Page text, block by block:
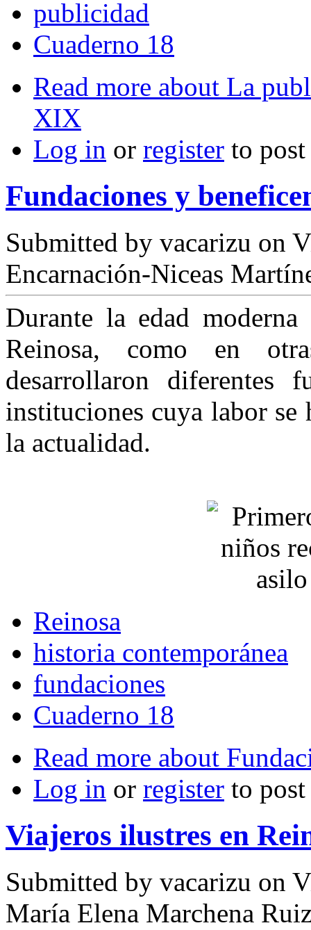
publicidad
Cuaderno 18
Read more about La
XIX
Log in or register to
Fundaciones y
Submitted by vacarizu on
Encarnación-Niceas
Durante la edad
Reinosa, como en
desarrollaron diferentes
instituciones cuya labor se
la actualidad.
Reinosa
historia contemporánea
fundaciones
Cuaderno 18
Read more about
Log in or register to
Viajeros ilustres en
Submitted by vacarizu on
María Elena Marchena